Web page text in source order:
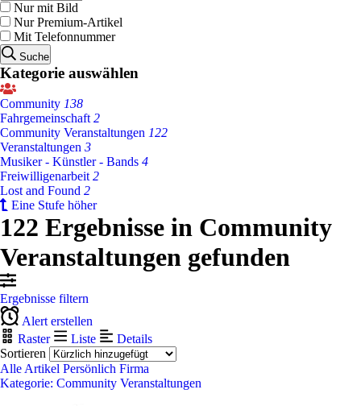
Nur mit Bild
Nur Premium-Artikel
Mit Telefonnummer
Suche
Kategorie auswählen
Community 138
Fahrgemeinschaft 2
Community Veranstaltungen 122
Veranstaltungen 3
Musiker - Künstler - Bands 4
Freiwilligenarbeit 2
Lost and Found 2
Eine Stufe höher
122 Ergebnisse in Community
Veranstaltungen gefunden
Ergebnisse filtern
Alert erstellen
Raster
Liste
Details
Sortieren
Alle Artikel Persönlich Firma
Kategorie: Community Veranstaltungen